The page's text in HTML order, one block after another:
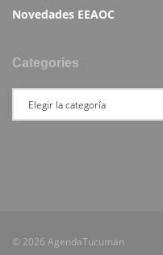
Novedades EEAOC
Categories
© 2026 AgendaTucumán